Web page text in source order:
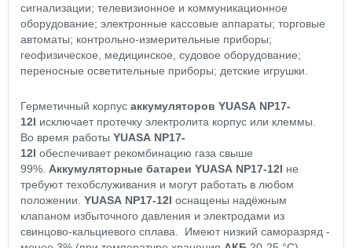
сигнализации; телевизионное и коммуникационное
оборудование; электронные кассовые аппараты; торговые
автоматы; контрольно-измерительные приборы;
геофизическое, медицинское, судовое оборудование;
переносные осветительные приборы; детские игрушки.
Герметичный корпус аккумуляторов YUASA NP17-
12I исключает протечку электролита корпус или клеммы.
Во время работы YUASA NP17-
12I обеспечивает рекомбинацию газа свыше
99%. Аккумуляторные батареи YUASA NP17-12I не
требуют техобслуживания и могут работать в любом
положении. YUASA NP17-12I оснащены надёжным
клапаном избыточного давления и электродами из
свинцово-кальциевого сплава. Имеют низкий саморазряд -